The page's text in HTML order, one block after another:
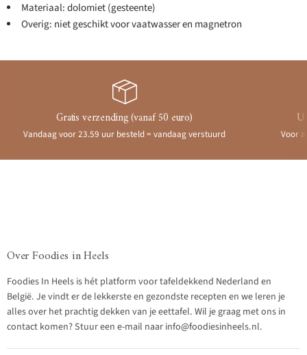
Materiaal: dolomiet (gesteente)
Overig: niet geschikt voor vaatwasser en magnetron
Gratis verzending (vanaf 50 euro)
Vandaag voor 23.59 uur besteld = vandaag verstuurd Voor
Over Foodies in Heels
Foodies In Heels is hét platform voor tafeldekkend Nederland en
België. Je vindt er de lekkerste en gezondste recepten en we leren je
alles over het prachtig dekken van je eettafel. Wil je graag met ons in
contact komen? Stuur een e-mail naar info@foodiesinheels.nl.